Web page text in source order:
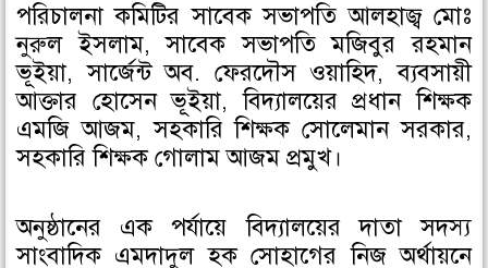
পরিচালনা কমিটির সাবেক সভাপতি আলহাজ্ব মোঃ
নুরুল ইসলাম, সাবেক সভাপতি মজিবুর রহমান
ভূইয়া, সার্জেন্ট অব. ফেরদৌস ওয়াহিদ, ব্যবসায়ী
আক্তার হোসেন ভূইয়া, বিদ্যালয়ের প্রধান শিক্ষক
এমজি আজম, সহকারি শিক্ষক সোলেমান সরকার,
সহকারি শিক্ষক গোলাম আজম প্রমুখ।
অনুষ্ঠানের এক পর্যায়ে বিদ্যালয়ের দাতা সদস্য
সাংবাদিক এমদাদুল হক সোহাগের নিজ অর্থায়নে